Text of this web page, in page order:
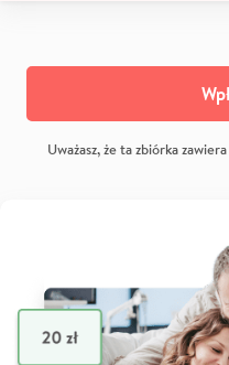
Uważasz, że ta zbiórka zawiera